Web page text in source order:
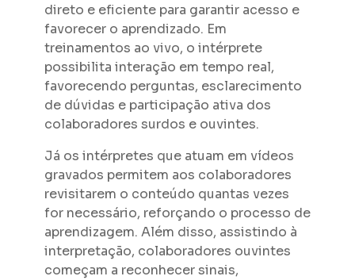
direto e eficiente para garantir acesso e
favorecer o aprendizado. Em
treinamentos ao vivo, o intérprete
possibilita interação em tempo real,
favorecendo perguntas, esclarecimento
de dúvidas e participação ativa dos
colaboradores surdos e ouvintes.
Já os intérpretes que atuam em vídeos
gravados permitem aos colaboradores
revisitarem o conteúdo quantas vezes
for necessário, reforçando o processo de
aprendizagem. Além disso, assistindo à
interpretação, colaboradores ouvintes
começam a reconhecer sinais,